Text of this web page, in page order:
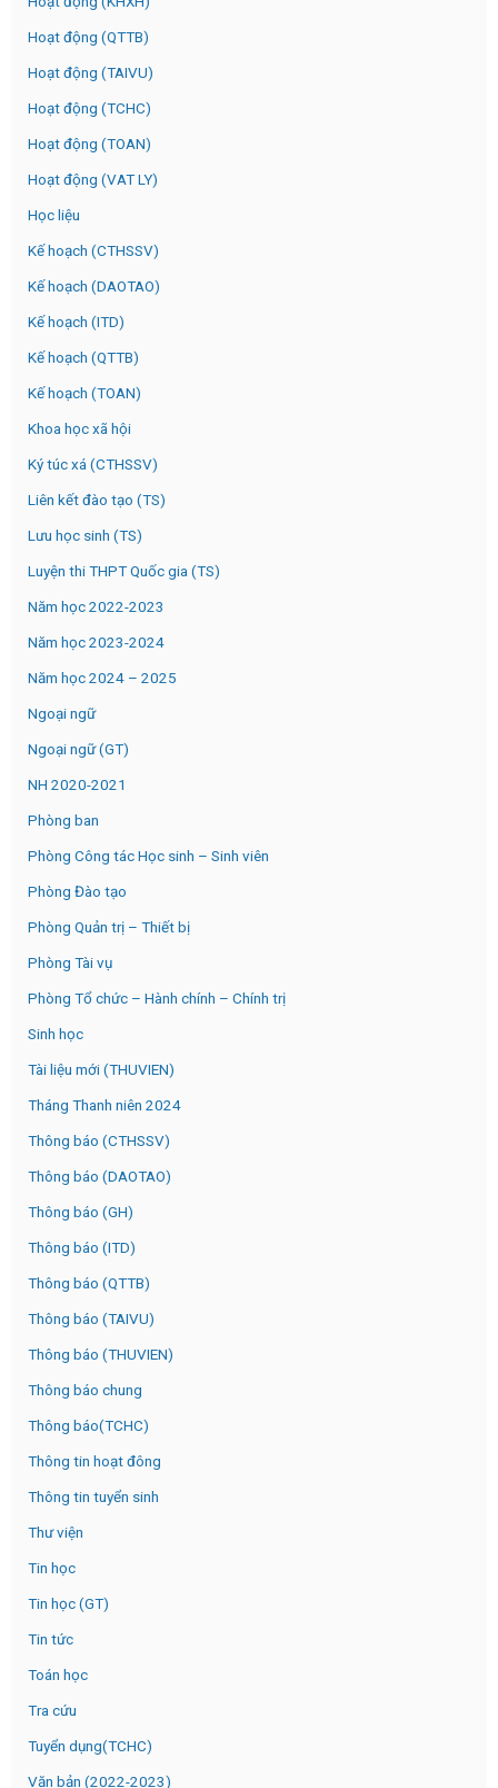
Hoạt động (QTTB)
Hoạt động (TAIVU)
Hoạt động (TCHC)
Hoạt động (TOAN)
Hoạt động (VAT LY)
Học liệu
Kế hoạch (CTHSSV)
Kế hoạch (DAOTAO)
Kế hoạch (ITD)
Kế hoạch (QTTB)
Kế hoạch (TOAN)
Khoa học xã hội
Ký túc xá (CTHSSV)
Liên kết đào tạo (TS)
Lưu học sinh (TS)
Luyện thi THPT Quốc gia (TS)
Năm học 2022-2023
Năm học 2023-2024
Năm học 2024 – 2025
Ngoại ngữ
Ngoại ngữ (GT)
NH 2020-2021
Phòng ban
Phòng Công tác Học sinh – Sinh viên
Phòng Đào tạo
Phòng Quản trị – Thiết bị
Phòng Tài vụ
Phòng Tổ chức – Hành chính – Chính trị
Sinh học
Tài liệu mới (THUVIEN)
Tháng Thanh niên 2024
Thông báo (CTHSSV)
Thông báo (DAOTAO)
Thông báo (GH)
Thông báo (ITD)
Thông báo (QTTB)
Thông báo (TAIVU)
Thông báo (THUVIEN)
Thông báo chung
Thông báo(TCHC)
Thông tin hoạt đông
Thông tin tuyển sinh
Thư viện
Tin học
Tin học (GT)
Tin tức
Toán học
Tra cứu
Tuyển dụng(TCHC)
Văn bản (2022-2023)